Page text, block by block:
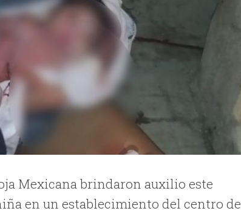
Mexicana brindaron auxilio este
en un establecimiento del centro de